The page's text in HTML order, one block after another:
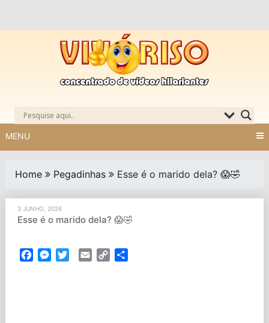
MENU
Home Pegadinhas Esse é o marido dela? 😱🤣
3 JUNHO, 2026
Esse é o marido dela? 😱🤣
FacebookMessenger
TwitterEmail Copy